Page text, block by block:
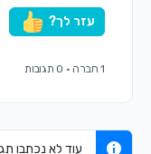
עזר לך?
· 0 תגובות
עוד לא נכתבו